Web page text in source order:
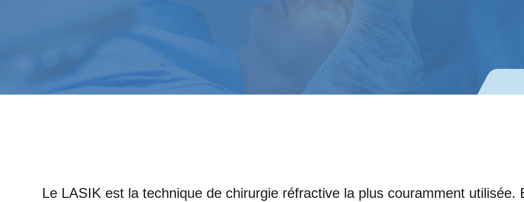
Le LASIK est la technique de chirurgie réfractive la plus couramment utilisée.